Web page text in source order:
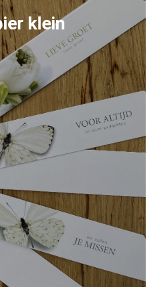
klein